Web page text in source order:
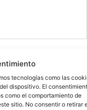
tecnologías como las
dispositivo. El
como el comportamiento de
sitio. No consentir o retirar